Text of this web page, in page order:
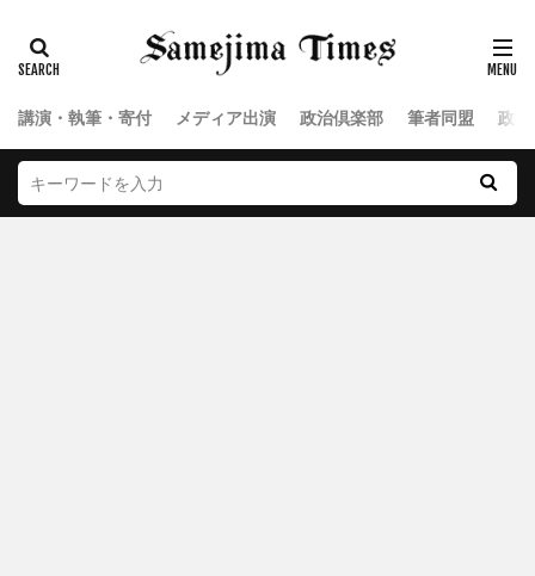
講演・執筆・寄付 メディア出演 政治倶楽部 筆者同盟 政